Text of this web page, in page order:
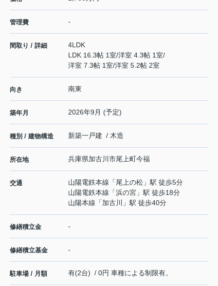
管理費 -
間取り / 詳細
4LDK
LDK 16.3帖 1室/洋室 4.3帖 1室/
洋室 7.3帖 1室/洋室 5.2帖 2室
向き 南東
築年月 2026年9月 (予定)
種別 / 建物構造 新築一戸建 / 木造
所在地 兵庫県加古川市尾上町今福
交通 山陽電鉄本線 「尾上の松 」駅 徒歩5分
山陽電鉄本線 「浜の宮 」駅 徒歩18分
山陽本線 「加古川 」駅 徒歩40分
修繕積立金 -
修繕積立基金 -
駐車場 / 月額 有(2台) / 0円 車種による制限有。